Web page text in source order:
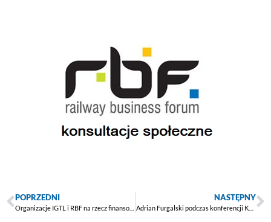
POPRZEDNI NASTĘPNY
Adrian Furgalski podczas konferencji Kolej Transport Przyszłości